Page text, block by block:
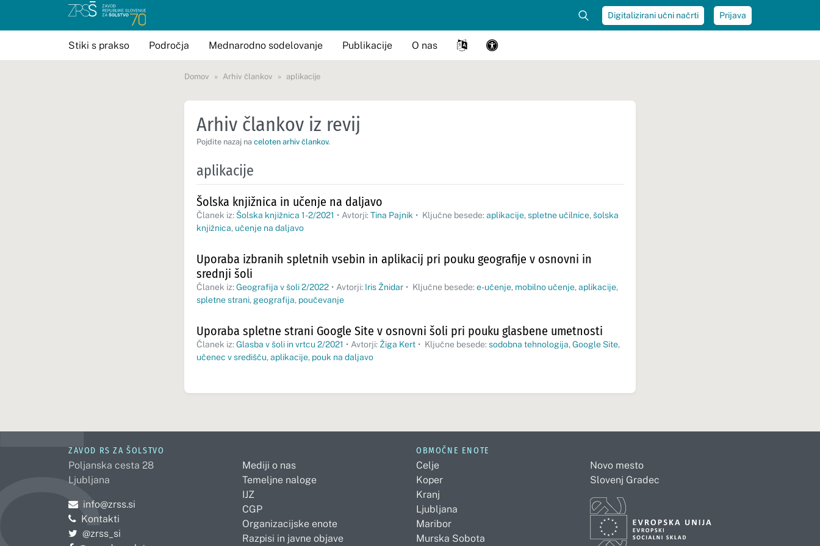
Digitalizirani učni načrti Prijava
Stiki s prakso Področja Mednarodno sodelovanje Publikacije O nas
Domov Arhiv člankov aplikacije
Arhiv člankov iz revij
Pojdite nazaj na celoten arhiv člankov.
aplikacije
Šolska knjižnica in učenje na daljavo
Članek iz: Šolska knjižnica 1-2/2021 • Avtorji: Tina Pajnik • Ključne besede: aplikacije, spletne učilnice, šolska
knjižnica, učenje na daljavo
Uporaba izbranih spletnih vsebin in aplikacij pri pouku geografije v osnovni in
srednji šoli
Članek iz: Geografija v šoli 2/2022 • Avtorji: Iris Žnidar • Ključne besede: e-učenje, mobilno učenje, aplikacije,
spletne strani, geografija, poučevanje
Uporaba spletne strani Google Site v osnovni šoli pri pouku glasbene umetnosti
Članek iz: Glasba v šoli in vrtcu 2/2021 • Avtorji: Žiga Kert • Ključne besede: sodobna tehnologija, Google Site,
učenec v središču, aplikacije, pouk na daljavo
ZAVOD RS ZA ŠOLSTVO
Poljanska cesta 28
Ljubljana
Pošljite e-mail na
info@zrss.si
Kontakti
Pojdite na Twitter:
@zrss_si
Mediji o nas
Temeljne naloge
IJZ
CGP
Organizacijske enote
Razpisi in javne objave
OBMOČNE ENOTE
Celje
Koper
Kranj
Ljubljana
Maribor
Murska Sobota
Novo mesto
Slovenj Gradec